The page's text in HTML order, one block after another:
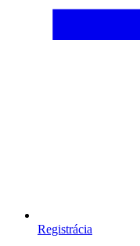
Registrácia